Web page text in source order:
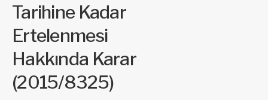
Tarihine Kadar
Ertelenmesi
Hakkında Karar
(2015/8325)